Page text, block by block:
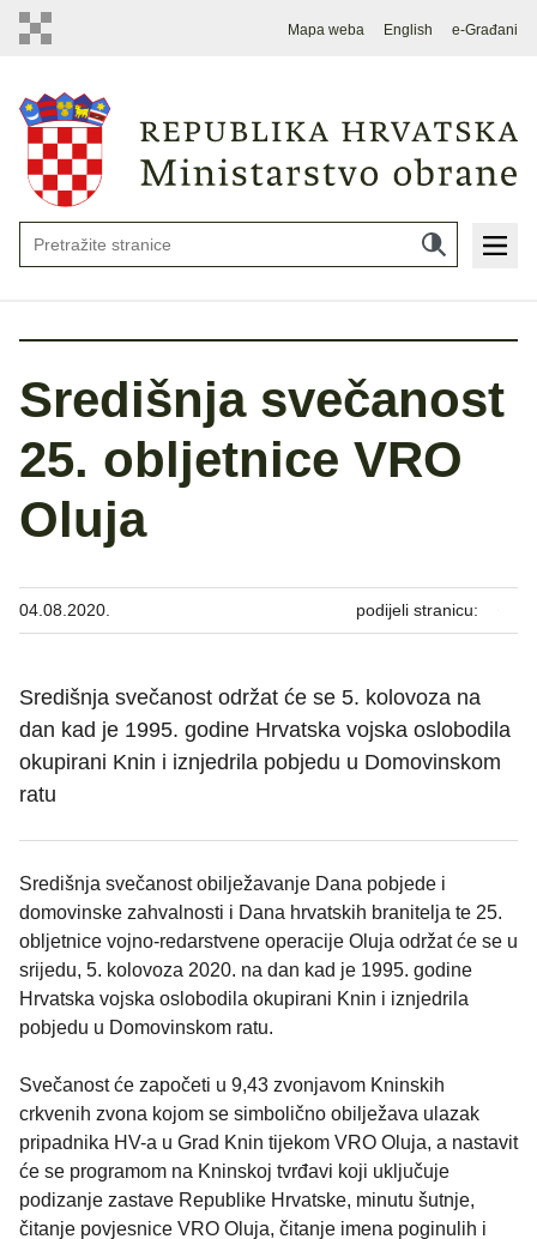
Mapa weba English e-Građani
Središnja svečanost
25. obljetnice VRO
Oluja
04.08.2020. podijeli stranicu:
Središnja svečanost održat će se 5. kolovoza na
dan kad je 1995. godine Hrvatska vojska oslobodila
okupirani Knin i iznjedrila pobjedu u Domovinskom
ratu
Središnja svečanost obilježavanje Dana pobjede i
domovinske zahvalnosti i Dana hrvatskih branitelja te 25.
obljetnice vojno-redarstvene operacije Oluja održat će se u
srijedu, 5. kolovoza 2020. na dan kad je 1995. godine
Hrvatska vojska oslobodila okupirani Knin i iznjedrila
pobjedu u Domovinskom ratu.
Svečanost će započeti u 9,43 zvonjavom Kninskih
crkvenih zvona kojom se simbolično obilježava ulazak
pripadnika HV-a u Grad Knin tijekom VRO Oluja, a nastavit
će se programom na Kninskoj tvrđavi koji uključuje
podizanje zastave Republike Hrvatske, minutu šutnje,
čitanje povjesnice VRO Oluja, čitanje imena poginulih i